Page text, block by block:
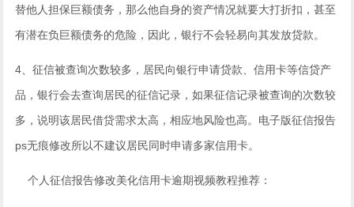
替他人担保巨额债务，那么他自身的资产情况就要大打折扣，甚至
有潜在负巨额债务的危险，因此，银行不会轻易向其发放贷款。
4、征信被查询次数较多，居民向银行申请贷款、信用卡等信贷产
品，银行会去查询居民的征信记录，如果征信记录被查询的次数较
多，说明该居民借贷需求太高，相应地风险也高。电子版征信报告
ps无痕修改所以不建议居民同时申请多家信用卡。
个人征信报告修改美化信用卡逾期视频教程推荐：